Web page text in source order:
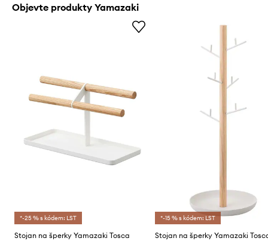
Objevte produkty Yamazaki
*-25 % s kódem: LST
Stojan na šperky Yamazaki Tosca
*-15 % s kódem: LST
Stojan na šperky Yamazaki